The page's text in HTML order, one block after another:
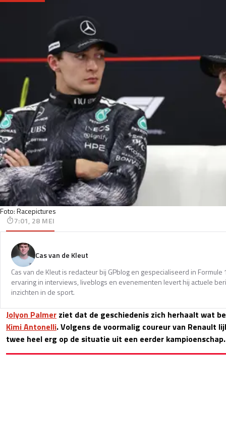
Foto: Racepictures
7:01, 28 MEI
Cas van de Kleut
Cas van de Kleut is redacteur bij GPblog en gespecialiseerd in
ervaring in interviews, liveblogs en evenementen levert hij actuele
inzichten in de sport.
Jolyon Palmer ziet dat de geschiedenis zich herhaalt wat
Kimi Antonelli. Volgens de voormalig coureur van Renault
twee heel erg op de situatie uit een eerder kampioenschap.